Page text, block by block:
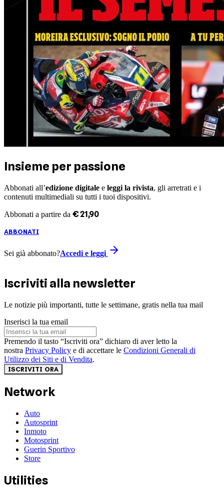
Insieme per passione
Abbonati all’edizione digitale e leggi la rivista, gli arretrati e i
contenuti multimediali su tutti i tuoi dispositivi.
Abbonati a partire da €21 ,90
ABBONATI
Sei già abbonato?Accedi e leggi
Iscriviti alla newsletter
Le notizie più importanti, tutte le settimane, gratis nella tua mail
Inserisci la tua email
Premendo il tasto “Iscriviti ora” dichiaro di aver letto la
nostra Privacy Policy e di accettare le Condizioni Generali di
Utilizzo dei Siti e di Vendita.
ISCRIVITI ORA
Network
Auto
Autosprint
Inmoto
Motosprint
Guerin Sportivo
Store
Utilities